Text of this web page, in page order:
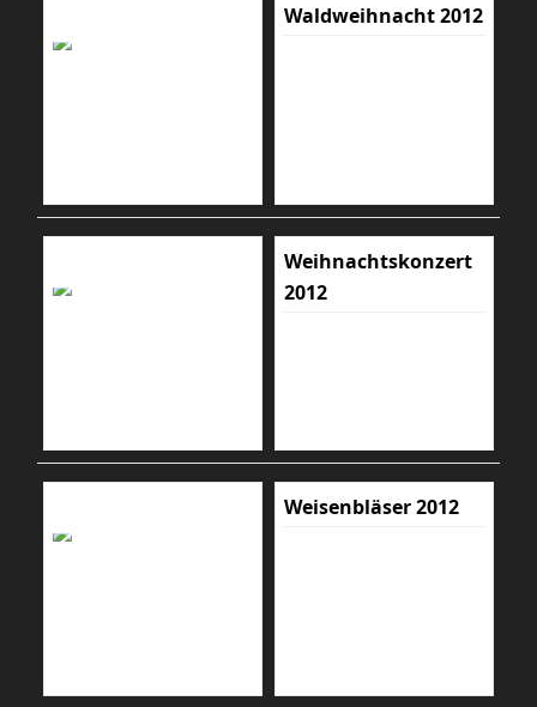
Waldweihnacht 2012
Weihnachtskonzert
2012
Weisenbläser 2012